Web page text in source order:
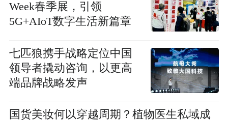
Week春季展，引领
5G+AIoT数字生活新篇章
七匹狼携手战略定位中国
领导者撬动咨询，以更高
端品牌战略发声
国货美妆何以穿越周期？植物医生私域成